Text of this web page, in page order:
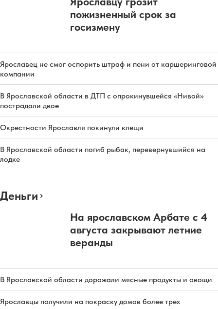
пожизненный срок за
госизмену
Ярославец не смог оспорить штраф и пени от каршеринговой
компании
В Ярославской области в ДТП с опрокинувшейся «Нивой»
пострадали двое
Окрестности Ярославля покинули клещи
В Ярославской области погиб рыбак, перевернувшийся на
лодке
Деньги
На ярославском Арбате с 4
августа закрывают летние
веранды
В Ярославской области дорожали мясные продукты и овощи
Ярославцы получили на покраску домов более трех